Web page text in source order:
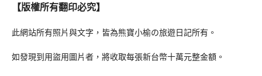
【版權所有翻印必究】
此網站所有照片與文字，皆為熊寶小榆の旅遊日記所有。
如發現到用盜用圖片者，將收取每張新台幣十萬元整金額。